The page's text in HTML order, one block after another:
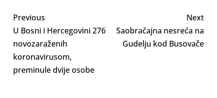
Previous
U Bosni i Hercegovini 276
novozaraženih
koronavirusom,
preminule dvije osobe
Next
Saobraćajna nesreća na
Gudelju kod Busovače